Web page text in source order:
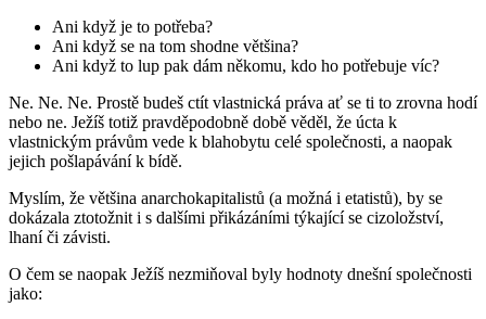
Ani když je to potřeba?
Ani když se na tom shodne většina?
Ani když to lup pak dám někomu, kdo ho potřebuje víc?
Ne. Ne. Ne. Prostě budeš ctít vlastnická práva ať se ti to zrovna hodí
nebo ne. Ježíš totiž pravděpodobně době věděl, že úcta k
vlastnickým právům vede k blahobytu celé společnosti, a naopak
jejich pošlapávání k bídě.
Myslím, že většina anarchokapitalistů (a možná i etatistů), by se
dokázala ztotožnit i s dalšími přikázáními týkající se cizoložství,
lhaní či závisti.
O čem se naopak Ježíš nezmiňoval byly hodnoty dnešní společnosti
jako: